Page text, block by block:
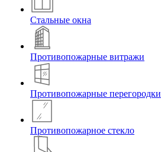
Стальные окна
Противопожарные витражи
Противопожарные перегородки
Противопожарное стекло